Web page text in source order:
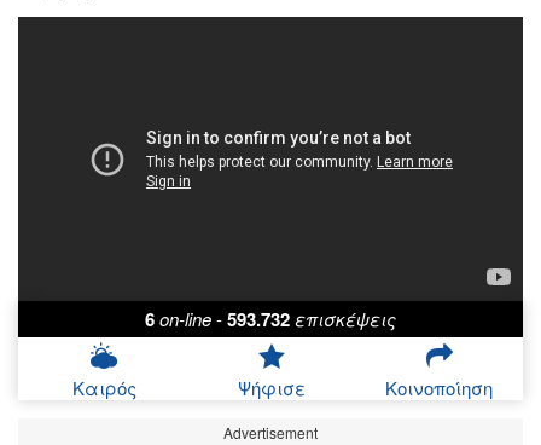
6on-line-593.732επισκέψεις
Καιρός Ψήφισε Κοινοποίηση
Advertisement